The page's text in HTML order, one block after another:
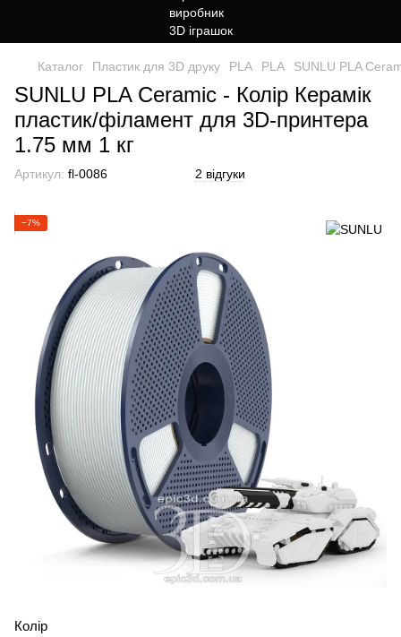
Каталог Пластик для 3D друку PLA PLA SUNLU PLA
SUNLU PLA Ceramic - Колір Керамік
пластик/філамент для 3D-принтера
1.75 мм 1 кг
Артикул: fl-0086 2 відгуки
−7%
Колір